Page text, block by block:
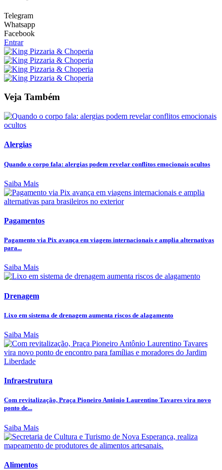
Telegram
Whatsapp
Facebook
Entrar
Veja Também
Alergias
Quando o corpo fala: alergias podem revelar conflitos emocionais ocultos
Saiba Mais
Pagamentos
Pagamento via Pix avança em viagens internacionais e amplia alternativas
para...
Saiba Mais
Drenagem
Lixo em sistema de drenagem aumenta riscos de alagamento
Saiba Mais
Infraestrutura
Com revitalização, Praça Pioneiro Antônio Laurentino Tavares vira novo
ponto de...
Saiba Mais
Alimentos